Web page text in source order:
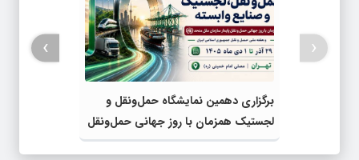
برگزاری دهمین نمایشگاه حمل‌ونقل و
لجستیک همزمان با روز جهانی حمل‌ونقل
پایدار سازمان ملل متحد
‹
›